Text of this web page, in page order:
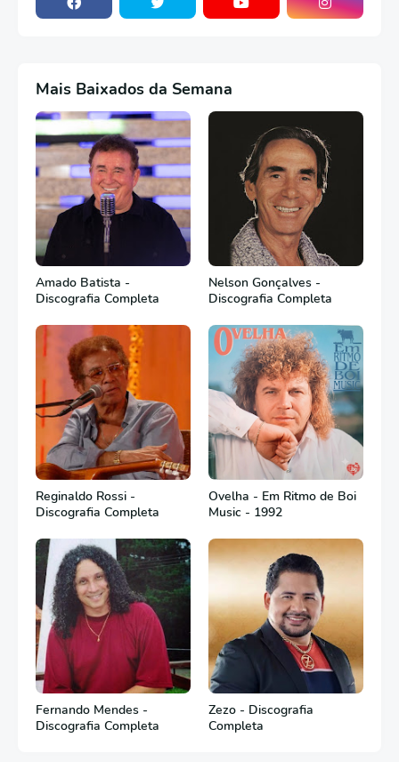
Mais Baixados da Semana
Amado Batista -
Discografia Completa
Nelson Gonçalves -
Discografia Completa
Reginaldo Rossi -
Discografia Completa
Ovelha - Em Ritmo de Boi
Music - 1992
Fernando Mendes -
Discografia Completa
Zezo - Discografia
Completa